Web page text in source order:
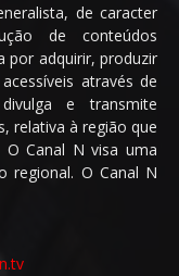
de caracter
de conteúdos
por adquirir, produzir
através de
e transmite
relativa à região que
Canal N visa uma
regional. O Canal N